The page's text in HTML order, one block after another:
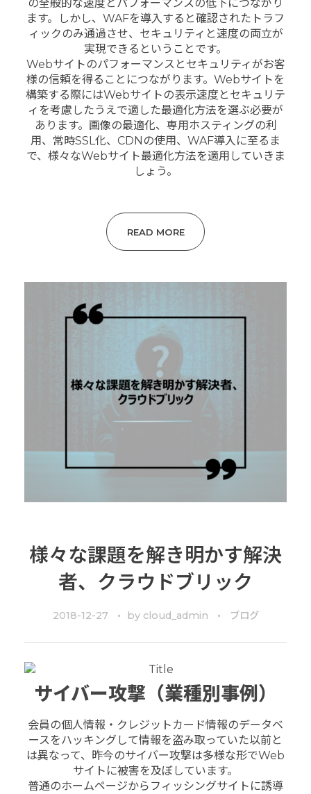
の全般的な速度とパフォーマンスの低下につながり
ます。しかし、WAFを導入すると確認されたトラフ
ィックのみ通過させ、セキュリティと速度の両立が
実現できるということです。
Webサイトのパフォーマンスとセキュリティがお客
様の信頼を得ることにつながります。Webサイトを
構築する際にはWebサイトの表示速度とセキュリテ
ィを考慮したうえで適した最適化方法を選ぶ必要が
あります。画像の最適化、専用ホスティングの利
用、常時SSL化、CDNの使用、WAF導入に至るま
で、様々なWebサイト最適化方法を適用していきま
しょう。
READ MORE
様々な課題を解き明かす解決
者、クラウドブリック
2018-12-27 by cloud_admin ブログ
サイバー攻撃（業種別事例）
会員の個人情報・クレジットカード情報のデータベ
ースをハッキングして情報を盗み取っていた以前と
は異なって、昨今のサイバー攻撃は多様な形でWeb
サイトに被害を及ぼしています。
普通のホームページからフィッシングサイトに誘導